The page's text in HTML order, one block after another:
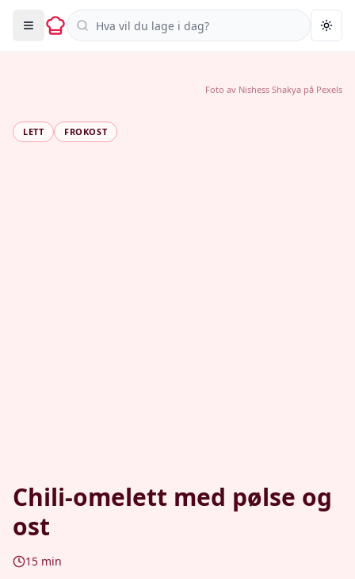
Søk i oppskrifter
LETT FROKOST
Chili-omelett med pølse og
ost
15 min
Foto av Nishess Shakya på Pexels